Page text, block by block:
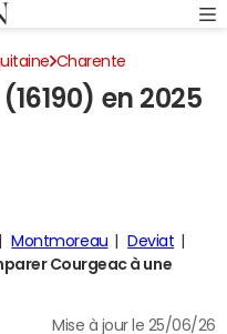
Charente
en 2025
Montmoreau
Deviat
Courgeac à une
Mise à jour le 25/06/26